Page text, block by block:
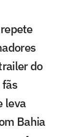
do
fãs
leva
Bahia